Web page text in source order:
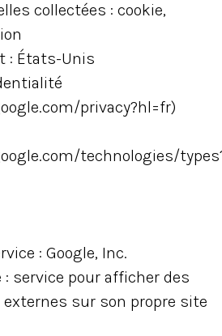
collectées : cookie,
: États-Unis
privacy?hl=fr)
technologies/
: Google, Inc.
service pour afficher des
sur son propre site